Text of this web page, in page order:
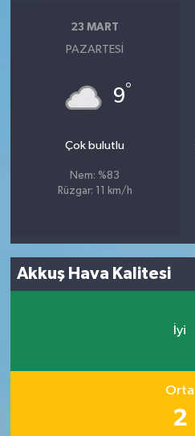
23 MART
PAZARTESI
9°
Çok bulutlu
Nem: %83
Rüzgar: 11 km/h
Akkuş Hava Kalitesi
İyi
Orta
2